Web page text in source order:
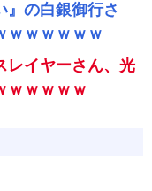
』の白銀御行さ
ｗｗｗｗｗｗ
レイヤーさん、光
ｗｗｗｗｗ